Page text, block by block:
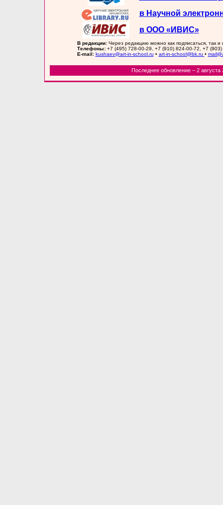
в Научной
в ООО «ИВИС»
В редакции:Через редакцию можно как подписаться, так
Телефоны:+7 (495) 728-00-29, +7 (910) 824-00-72, +7
E-mail: kushaev@art-in-school.ru • art-in-school@bk.ru •
Последнее обновление – 2 августа